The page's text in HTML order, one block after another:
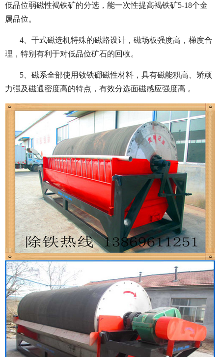
低品位弱磁性褐铁矿的分选，能一次性提高褐铁矿5-18个金
属品位。
4、干式磁选机特殊的磁路设计，磁场板强度高，梯度合
理，特别有利于对低品位矿石的回收。
5、磁系全部使用钕铁硼磁性材料，具有磁能积高、矫顽
力强及磁通密度高的特点，有效分选面磁感应强度高 。